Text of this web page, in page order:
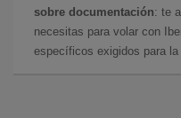
sobre documentación: te
necesitas para volar con
específicos exigidos para